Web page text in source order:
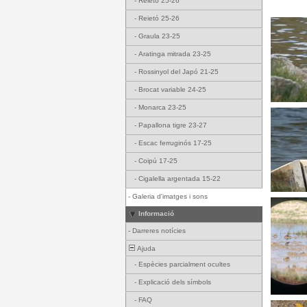
- Reietó 25-26
- Graula 23-25
- Aratinga mitrada 23-25
- Rossinyol del Japó 21-25
- Brocat variable 24-25
- Monarca 23-25
- Papallona tigre 23-27
- Escac ferruginós 17-25
- Coipú 17-25
- Cigalella argentada 15-22
- Galeria d'imatges i sons
Informació
- Darreres notícies
Ajuda
- Espècies parcialment ocultes
- Explicació dels símbols
- FAQ